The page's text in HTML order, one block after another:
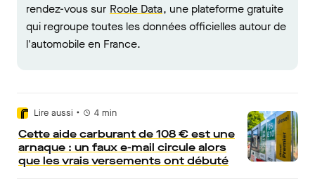
rendez-vous sur Roole Data, une plateforme gratuite
qui regroupe toutes les données officielles autour de
l'automobile en France.
Lire aussi • 4 min
Cette aide carburant de 108 € est une
arnaque : un faux e-mail circule alors
que les vrais versements ont débuté